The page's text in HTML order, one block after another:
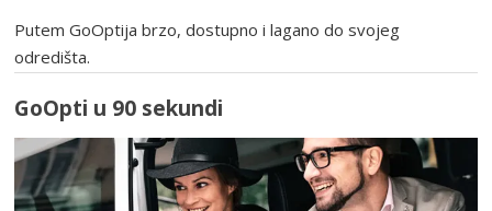
Putem GoOptija brzo, dostupno i lagano do svojeg
odredišta.
GoOpti u 90 sekundi